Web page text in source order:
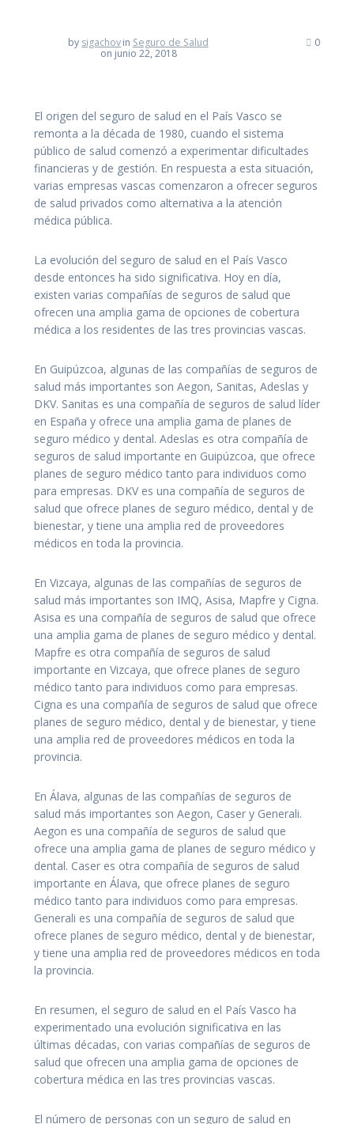
by sigachovin Seguro de Salud
on junio 22, 2018
0
El origen del seguro de salud en el País Vasco se
remonta a la década de 1980, cuando el sistema
público de salud comenzó a experimentar dificultades
financieras y de gestión. En respuesta a esta situación,
varias empresas vascas comenzaron a ofrecer seguros
de salud privados como alternativa a la atención
médica pública.
La evolución del seguro de salud en el País Vasco
desde entonces ha sido significativa. Hoy en día,
existen varias compañías de seguros de salud que
ofrecen una amplia gama de opciones de cobertura
médica a los residentes de las tres provincias vascas.
En Guipúzcoa, algunas de las compañías de seguros de
salud más importantes son Aegon, Sanitas, Adeslas y
DKV. Sanitas es una compañía de seguros de salud líder
en España y ofrece una amplia gama de planes de
seguro médico y dental. Adeslas es otra compañía de
seguros de salud importante en Guipúzcoa, que ofrece
planes de seguro médico tanto para individuos como
para empresas. DKV es una compañía de seguros de
salud que ofrece planes de seguro médico, dental y de
bienestar, y tiene una amplia red de proveedores
médicos en toda la provincia.
En Vizcaya, algunas de las compañías de seguros de
salud más importantes son IMQ, Asisa, Mapfre y Cigna.
Asisa es una compañía de seguros de salud que ofrece
una amplia gama de planes de seguro médico y dental.
Mapfre es otra compañía de seguros de salud
importante en Vizcaya, que ofrece planes de seguro
médico tanto para individuos como para empresas.
Cigna es una compañía de seguros de salud que ofrece
planes de seguro médico, dental y de bienestar, y tiene
una amplia red de proveedores médicos en toda la
provincia.
En Álava, algunas de las compañías de seguros de
salud más importantes son Aegon, Caser y Generali.
Aegon es una compañía de seguros de salud que
ofrece una amplia gama de planes de seguro médico y
dental. Caser es otra compañía de seguros de salud
importante en Álava, que ofrece planes de seguro
médico tanto para individuos como para empresas.
Generali es una compañía de seguros de salud que
ofrece planes de seguro médico, dental y de bienestar,
y tiene una amplia red de proveedores médicos en toda
la provincia.
En resumen, el seguro de salud en el País Vasco ha
experimentado una evolución significativa en las
últimas décadas, con varias compañías de seguros de
salud que ofrecen una amplia gama de opciones de
cobertura médica en las tres provincias vascas.
El número de personas con un seguro de salud en